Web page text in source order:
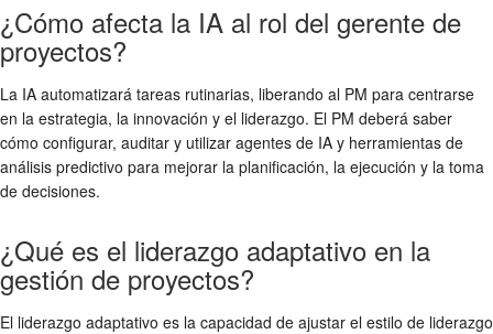
¿Cómo afecta la IA al rol del gerente de
proyectos?
La IA automatizará tareas rutinarias, liberando al PM para centrarse
en la estrategia, la innovación y el liderazgo. El PM deberá saber
cómo configurar, auditar y utilizar agentes de IA y herramientas de
análisis predictivo para mejorar la planificación, la ejecución y la toma
de decisiones.
¿Qué es el liderazgo adaptativo en la
gestión de proyectos?
El liderazgo adaptativo es la capacidad de ajustar el estilo de liderazgo